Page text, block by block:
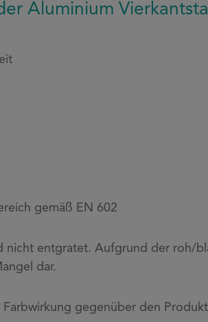
Aluminium
gemäß EN 602
nicht entgratet. Aufgrund der roh/
dar.
gegenüber den